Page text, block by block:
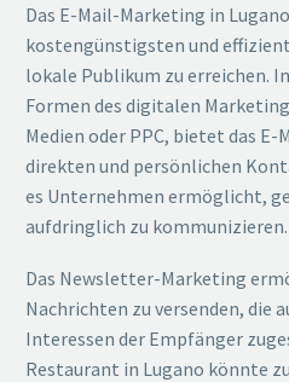
Das E-Mail-Marketing in
kostengünstigsten und
lokale Publikum zu erreichen.
Formen des digitalen
Medien oder PPC, bietet das
direkten und persönlichen
es Unternehmen ermöglicht,
aufdringlich zu kommunizieren.
Das Newsletter-Marketing
Nachrichten zu versenden, die
Interessen der Empfänger
Restaurant in Lugano könnte